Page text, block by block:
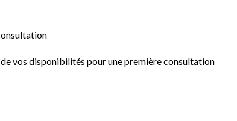
vos disponibilités pour une première consultation